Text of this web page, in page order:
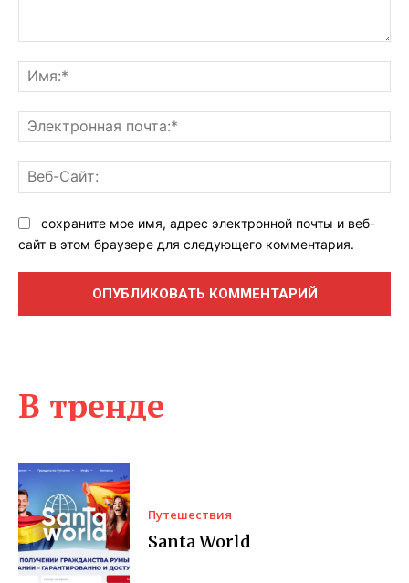
В тренде
Путешествия
Santa World
сохраните мое имя, адрес электронной почты и веб-
сайт в этом браузере для следующего комментария.